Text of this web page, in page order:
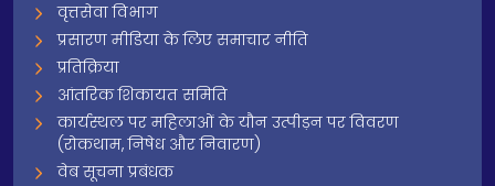
वृत्तसेवा विभाग
प्रसारण मीडिया के लिए समाचार नीति
प्रतिक्रिया
आंतरिक शिकायत समिति
कार्यस्थल पर महिलाओं के यौन उत्पीड़न पर विवरण
(रोकथाम, निषेध और निवारण)
वेब सूचना प्रबंधक